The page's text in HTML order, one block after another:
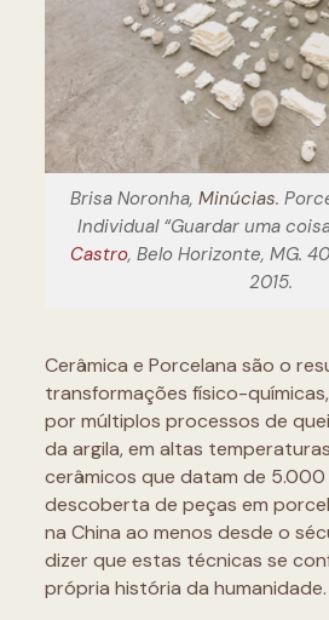
Brisa Noronha, Minúcias.
Individual “Guardar uma
Castro, Belo Horizonte, MG.
2015.
Cerâmica e Porcelana são o
transformações físico-
por múltiplos processos de
da argila, em altas
cerâmicos que datam de 5.000
descoberta de peças em
na China ao menos desde o
dizer que estas técnicas se
própria história da humanidade.